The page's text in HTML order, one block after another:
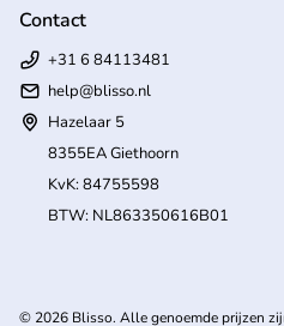
Contact
+31 6 84113481
help@blisso.nl
Hazelaar 5
8355EA Giethoorn
KvK: 84755598
BTW: NL863350616B01
© 2026 Blisso. Alle genoemde prijzen